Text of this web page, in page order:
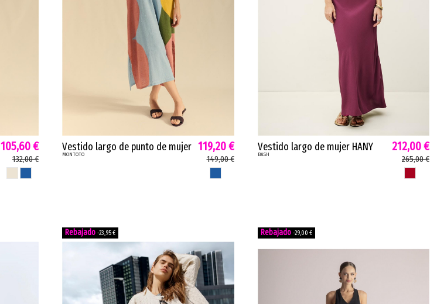
105,60 €
132,00 €
Vestido largo de punto de mujer
intarsia Montoto lino tirantes
MONTOTO
119,20 €
149,00 €
Vestido largo de mujer HANY
bash viscosa espalda
BASH
212,00 €
265,00 €
-23,95 € -29,00 €